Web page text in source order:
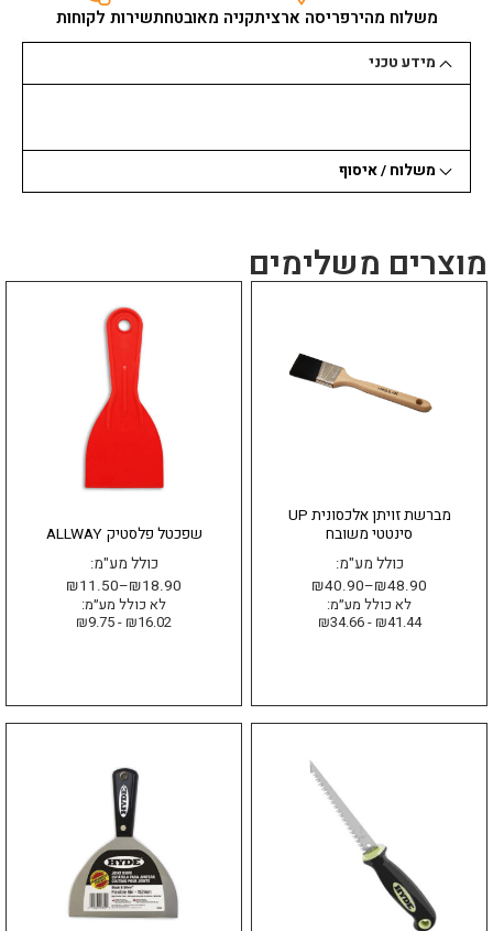
להחלקת
טייח
140/280mm
משלוח מהירפריסה ארציתקניה מאובטחתשירות לקוחות
מידע טכני
משלוח / איסוף
מוצרים משלימים
מברשת זויתן אלכסונית UP
סינטטי משובח
₪40.90–₪48.90
כולל מע"מ:
לא כולל מע״מ:
₪41.44
-
₪34.66
מספר
סוגים.
המוצר
שפכטל פלסטיק ALLWAY
₪11.50–₪18.90
כולל מע"מ:
לא כולל מע״מ:
₪16.02
-
₪9.75
זה
יש
מספר
סוגים.
ניתן
לבחור
האפשרויות
המוצר
יש
מספר
סוגים.
ניתן
לבחור
את
האפשרויות